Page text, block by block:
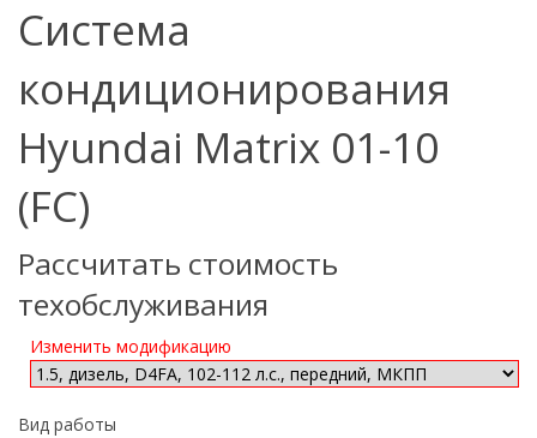
Система
кондиционирования
Hyundai Matrix 01-10
(FC)
Рассчитать стоимость
техобслуживания
Изменить модификацию
Вид работы